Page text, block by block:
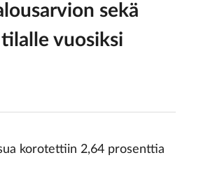
sekä
vuosiksi
korotettiin 2,64 prosenttia